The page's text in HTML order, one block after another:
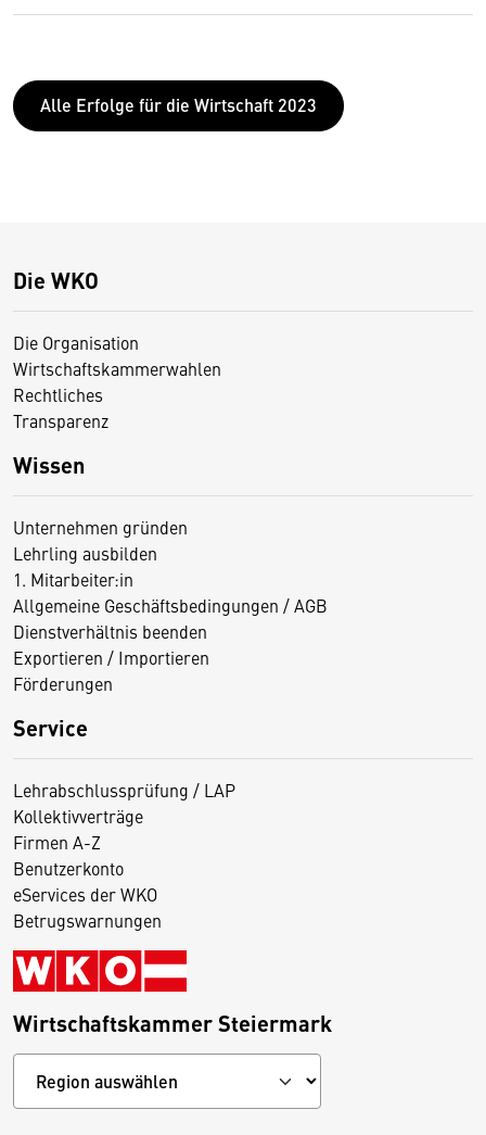
Alle Erfolge für die Wirtschaft 2023
Die WKO
Die Organisation
Wirtschaftskammerwahlen
Rechtliches
Transparenz
Wissen
Unternehmen gründen
Lehrling ausbilden
1. Mitarbeiter:in
Allgemeine Geschäftsbedingungen / AGB
Dienstverhältnis beenden
Exportieren / Importieren
Förderungen
Service
Lehrabschlussprüfung / LAP
Kollektivverträge
Firmen A-Z
Benutzerkonto
eServices der WKO
Betrugswarnungen
Wirtschaftskammer Steiermark